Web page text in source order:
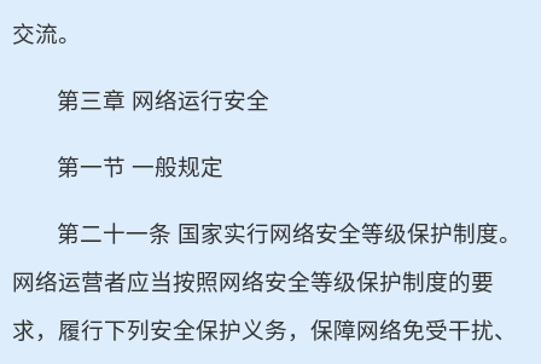
交流。
第三章 网络运行安全
第一节 一般规定
第二十一条 国家实行网络安全等级保护制度。
网络运营者应当按照网络安全等级保护制度的要
求，履行下列安全保护义务，保障网络免受干扰、